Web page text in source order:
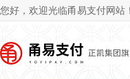
您好，欢迎光临甬易支付网站！